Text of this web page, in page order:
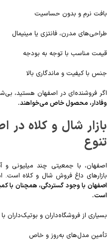
بافت نرم و بدون حساسیت
طراحی‌های مدرن، فانتزی یا مینیمال
قیمت مناسب با توجه به بودجه
جنس با کیفیت و ماندگاری بالا
اگر فروشنده‌ای در اصفهان هستید،
وفادار، محصول خاص می‌خواهند.
بازار شال و کلاه در
تنوع
اصفهان، با جمعیتی چند میلیونی
بازارهای داغ فروش شال و کلاه است.
اصفهان با وجود گستردگی، همچنان با
است.
بسیاری از فروشگاه‌داران و
تأمین مدل‌های به‌روز و خاص